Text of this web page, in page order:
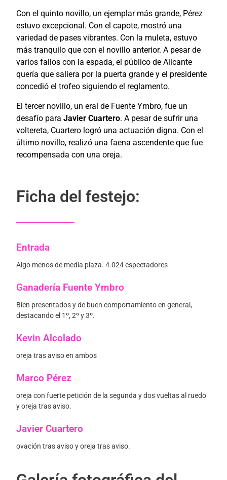
Con el quinto novillo, un ejemplar más grande, Pérez
estuvo excepcional. Con el capote, mostró una
variedad de pases vibrantes. Con la muleta, estuvo
más tranquilo que con el novillo anterior. A pesar de
varios fallos con la espada, el público de Alicante
quería que saliera por la puerta grande y el presidente
concedió el trofeo siguiendo el reglamento.
El tercer novillo, un eral de Fuente Ymbro, fue un
desafío para Javier Cuartero. A pesar de sufrir una
voltereta, Cuartero logró una actuación digna. Con el
último novillo, realizó una faena ascendente que fue
recompensada con una oreja.
Ficha del festejo:
Entrada
Algo menos de media plaza. 4.024 espectadores
Ganadería Fuente Ymbro
Bien presentados y de buen comportamiento en general,
destacando el 1º, 2º y 3º.
Kevin Alcolado
oreja tras aviso en ambos
Marco Pérez
oreja con fuerte petición de la segunda y dos vueltas al ruedo
y oreja tras aviso.
Javier Cuartero
ovación tras aviso y oreja tras aviso.